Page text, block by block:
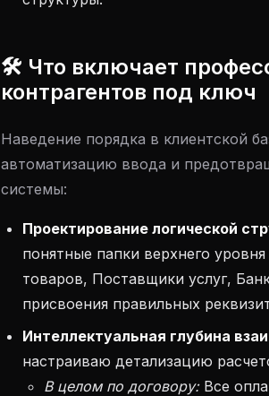
🛠 Что включает
контрагентов под ключ
Наведение порядка в клиентской
автоматизацию ввода и
системы:
Проектирование логической
понятные папки верхнего
товаров, Поставщики услуг,
присвоения правильных
Интеллектуальная глубина
настраиваю детализацию
В целом по договору:Все